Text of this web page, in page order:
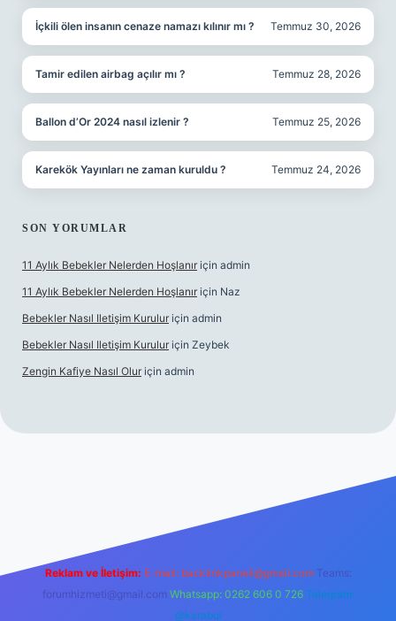
İçkili ölen insanın cenaze namazı kılınır mı ? Temmuz 30, 2026
Tamir edilen airbag açılır mı ? Temmuz 28, 2026
Ballon d’Or 2024 nasıl izlenir ? Temmuz 25, 2026
Karekök Yayınları ne zaman kuruldu ? Temmuz 24, 2026
SON YORUMLAR
11 Aylık Bebekler Nelerden Hoşlanır için admin
11 Aylık Bebekler Nelerden Hoşlanır için Naz
Bebekler Nasıl Iletişim Kurulur için admin
Bebekler Nasıl Iletişim Kurulur için Zeybek
Zengin Kafiye Nasıl Olur için admin
Reklam ve İletişim: E-mail: backlinkpaneli@gmail.com Teams:
forumhizmeti@gmail.com Whatsapp: 0262 606 0 726 Telegram:
@karabul